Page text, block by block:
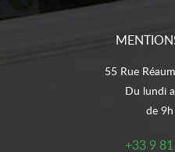
55 Rue
Du lundi
de
+33 9